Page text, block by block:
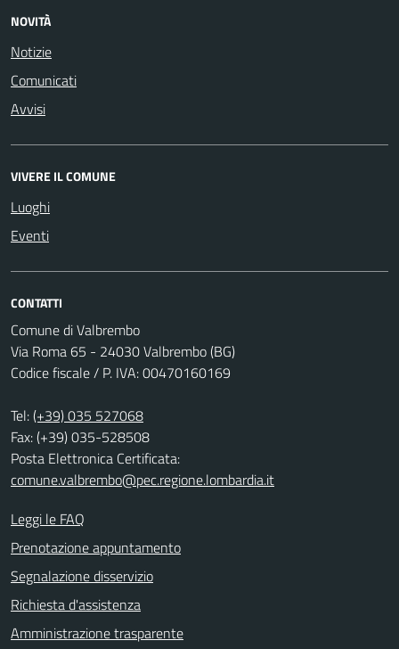
NOVITÀ
Notizie
Comunicati
Avvisi
VIVERE IL COMUNE
Luoghi
Eventi
CONTATTI
Comune di Valbrembo
Via Roma 65 - 24030 Valbrembo (BG)
Codice fiscale / P. IVA: 00470160169
Tel:(+39) 035 527068
Fax: (+39) 035-528508
Posta Elettronica Certificata:
comune.valbrembo@pec.regione.lombardia.it
Leggi le FAQ
Prenotazione appuntamento
Segnalazione disservizio
Richiesta d'assistenza
Amministrazione trasparente